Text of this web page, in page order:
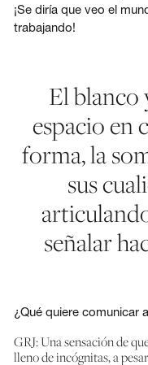
¡Se diría que veo el
trabajando!
El blanco
espacio en
forma, la
sus
señalar
¿Qué quiere comunicar
GRJ: Una sensación de
lleno de incógnitas, a